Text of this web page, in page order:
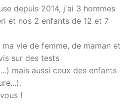
depuis 2014, j'ai 3 hommes
et nos 2 enfants de 12 et 7
vie de femme, de maman et
sur des tests
mais aussi ceux des enfants
!